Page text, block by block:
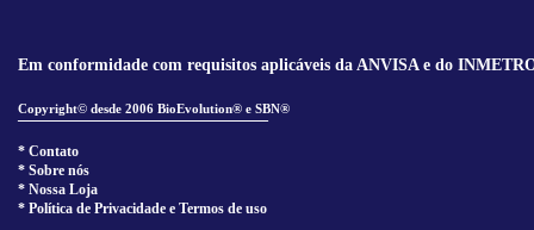
Em conformidade com requisitos aplicáveis da ANVISA e do
Copyright© desde 2006 BioEvolution® e SBN®
______________________________
* Contato
* Sobre nós
* Nossa Loja
* Política de Privacidade e Termos de uso